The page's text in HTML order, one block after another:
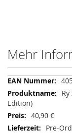
Mehr
Mehr
Informationen
Edition)
40,90 €
Pre-